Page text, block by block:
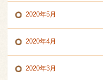
2020年5月
2020年4月
2020年3月